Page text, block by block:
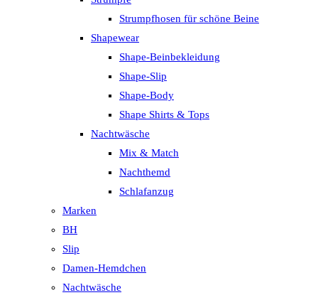
Strumpfhosen für schöne Beine
Shapewear
Shape-Beinbekleidung
Shape-Slip
Shape-Body
Shape Shirts & Tops
Nachtwäsche
Mix & Match
Nachthemd
Schlafanzug
Marken
BH
Slip
Damen-Hemdchen
Nachtwäsche